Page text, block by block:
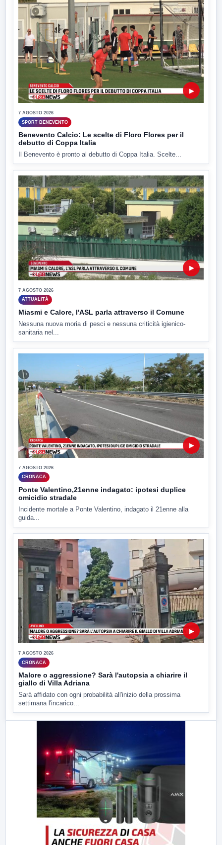
▶
7 AGOSTO 2026
SPORT BENEVENTO
Benevento Calcio: Le scelte di Floro Flores per il
debutto di Coppa Italia
Il Benevento è pronto al debutto di Coppa Italia. Scelte...
▶
7 AGOSTO 2026
ATTUALITÀ
Miasmi e Calore, l'ASL parla attraverso il Comune
Nessuna nuova moria di pesci e nessuna criticità igienico-
sanitaria nel...
▶
7 AGOSTO 2026
CRONACA
Ponte Valentino,21enne indagato: ipotesi duplice
omicidio stradale
Incidente mortale a Ponte Valentino, indagato il 21enne alla
guida...
▶
7 AGOSTO 2026
CRONACA
Malore o aggressione? Sarà l'autopsia a chiarire il
giallo di Villa Adriana
Sarà affidato con ogni probabilità all'inizio della prossima
settimana l'incarico...